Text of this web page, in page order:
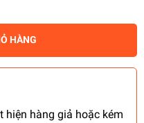
HÀNG
hiện hàng giả hoặc kém